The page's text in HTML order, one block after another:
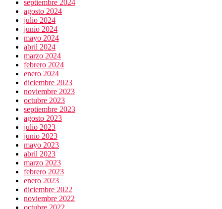
septiembre 2024
agosto 2024
julio 2024
junio 2024
mayo 2024
abril 2024
marzo 2024
febrero 2024
enero 2024
diciembre 2023
noviembre 2023
octubre 2023
septiembre 2023
agosto 2023
julio 2023
junio 2023
mayo 2023
abril 2023
marzo 2023
febrero 2023
enero 2023
diciembre 2022
noviembre 2022
octubre 2022